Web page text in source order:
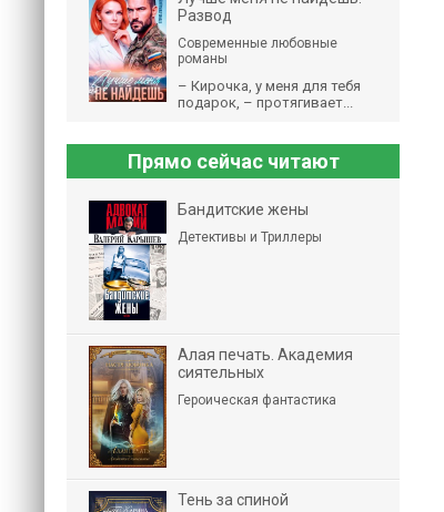
Развод
Современные любовные
романы
– Кирочка, у меня для тебя
подарок, – протягивает...
Прямо сейчас читают
Бандитские жены
Детективы и Триллеры
Алая печать. Академия
сиятельных
Героическая фантастика
Тень за спиной